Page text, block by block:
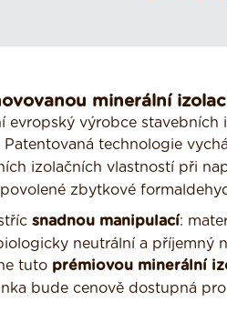
minerální
evropský výrobce
Patentovaná technologie
izolačních vlastností při
zbytkové
snadnou manipulací:
neutrální a příjemný
tuto prémiovou minerální
bude cenově dostupná pro